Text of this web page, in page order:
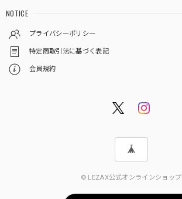
NOTICE
プライバシーポリシー
特定商取引法に基づく表記
会員規約
© LEZAX公式オンラインショップ